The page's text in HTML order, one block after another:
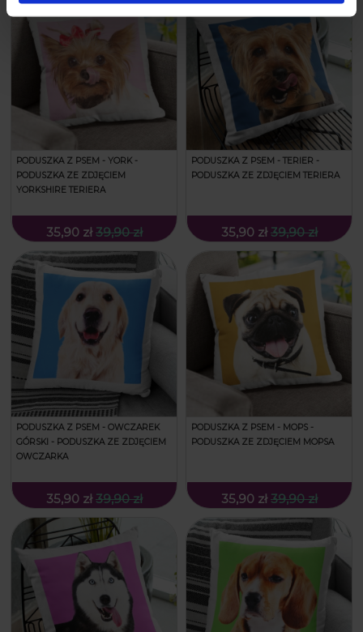
PODUSZKA Z PSEM - YORK -
PODUSZKA ZE ZDJĘCIEM
YORKSHIRE TERIERA
35,90 zł 39,90 zł
PODUSZKA Z PSEM - TERIER -
PODUSZKA ZE ZDJĘCIEM TERIERA
35,90 zł 39,90 zł
PODUSZKA Z PSEM - OWCZAREK
GÓRSKI - PODUSZKA ZE ZDJĘCIEM
OWCZARKA
35,90 zł 39,90 zł
PODUSZKA Z PSEM - MOPS -
PODUSZKA ZE ZDJĘCIEM MOPSA
35,90 zł 39,90 zł